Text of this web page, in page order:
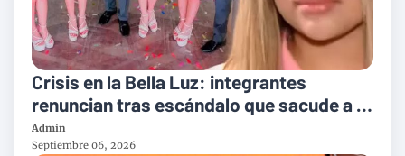
Crisis en la Bella Luz: integrantes
renuncian tras escándalo que sacude a la
orquesta
Admin
Septiembre 06, 2026